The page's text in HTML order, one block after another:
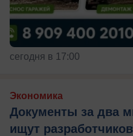
сегодня в 17:00
Экономика
Документы за два
ищут